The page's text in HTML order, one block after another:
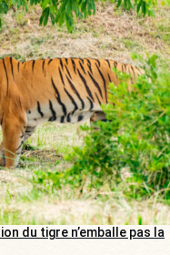
du tigre n’emballe pas la